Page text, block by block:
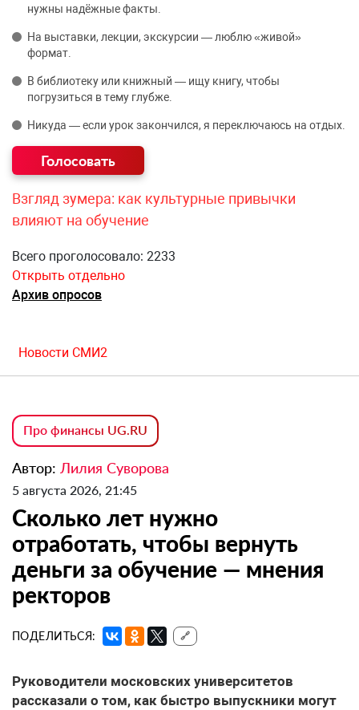
нужны надёжные факты.
На выставки, лекции, экскурсии — люблю «живой»
формат.
В библиотеку или книжный — ищу книгу, чтобы
погрузиться в тему глубже.
Никуда — если урок закончился, я переключаюсь на отдых.
Взгляд зумера: как культурные привычки
влияют на обучение
Всего проголосовало: 2233
Открыть отдельно
Архив опросов
Новости СМИ2
Про финансы UG.RU
Автор: Лилия Суворова
5 августа 2026, 21:45
Сколько лет нужно
отработать, чтобы вернуть
деньги за обучение — мнения
ректоров
ПОДЕЛИТЬСЯ: 🔗
Руководители московских университетов
рассказали о том, как быстро выпускники могут